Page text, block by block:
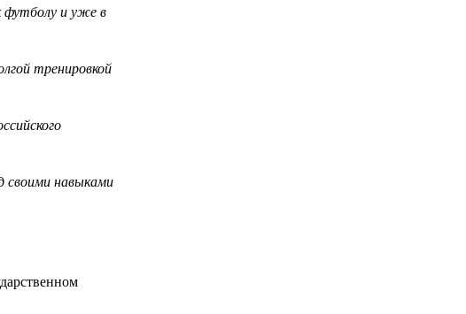
футболу и уже в
тренировкой
своими навыками